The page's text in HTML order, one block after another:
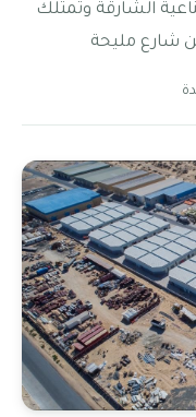
الشارقة وتمتلك
شارع مليحة